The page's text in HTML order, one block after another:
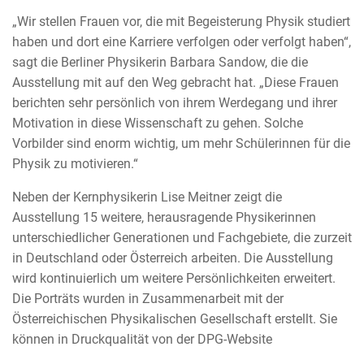
„Wir stellen Frauen vor, die mit Begeisterung Physik studiert
haben und dort eine Karriere verfolgen oder verfolgt haben“,
sagt die Berliner Physikerin Barbara Sandow, die die
Ausstellung mit auf den Weg gebracht hat. „Diese Frauen
berichten sehr persönlich von ihrem Werdegang und ihrer
Motivation in diese Wissenschaft zu gehen. Solche
Vorbilder sind enorm wichtig, um mehr Schülerinnen für die
Physik zu motivieren.“
Neben der Kernphysikerin Lise Meitner zeigt die
Ausstellung 15 weitere, herausragende Physikerinnen
unterschiedlicher Generationen und Fachgebiete, die zurzeit
in Deutschland oder Österreich arbeiten. Die Ausstellung
wird kontinuierlich um weitere Persönlichkeiten erweitert.
Die Porträts wurden in Zusammenarbeit mit der
Österreichischen Physikalischen Gesellschaft erstellt. Sie
können in Druckqualität von der DPG-Website